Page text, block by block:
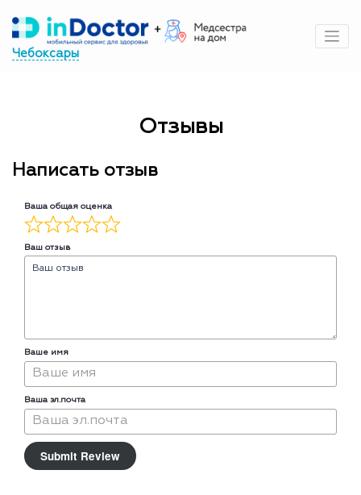
содержимому
Чебоксары
Отзывы
Написать отзыв
Ваша общая оценка
Ваш отзыв
Ваше имя
Ваша эл.почта
Submit Review